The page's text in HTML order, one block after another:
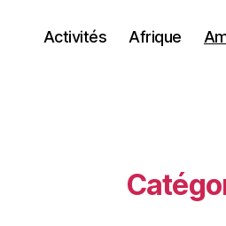
Activités Afrique